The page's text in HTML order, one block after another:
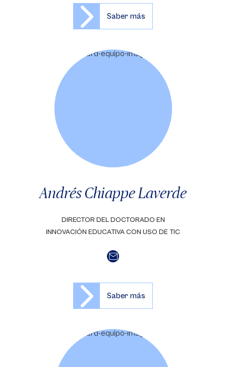
Saber más
Andrés Chiappe Laverde
DIRECTOR DEL DOCTORADO EN
INNOVACIÓN EDUCATIVA CON USO DE TIC
Saber más